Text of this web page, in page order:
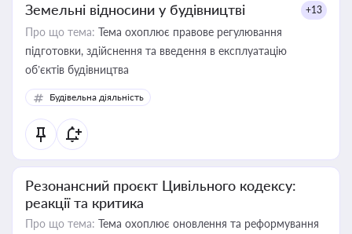
Земельні відносини у будівництві +13
Про що тема: Тема охоплює правове регулювання
підготовки, здійснення та введення в експлуатацію
об’єктів будівництва
Будівельна діяльність
Резонансний проєкт Цивільного кодексу:
реакції та критика
Про що тема: Тема охоплює оновлення та реформування